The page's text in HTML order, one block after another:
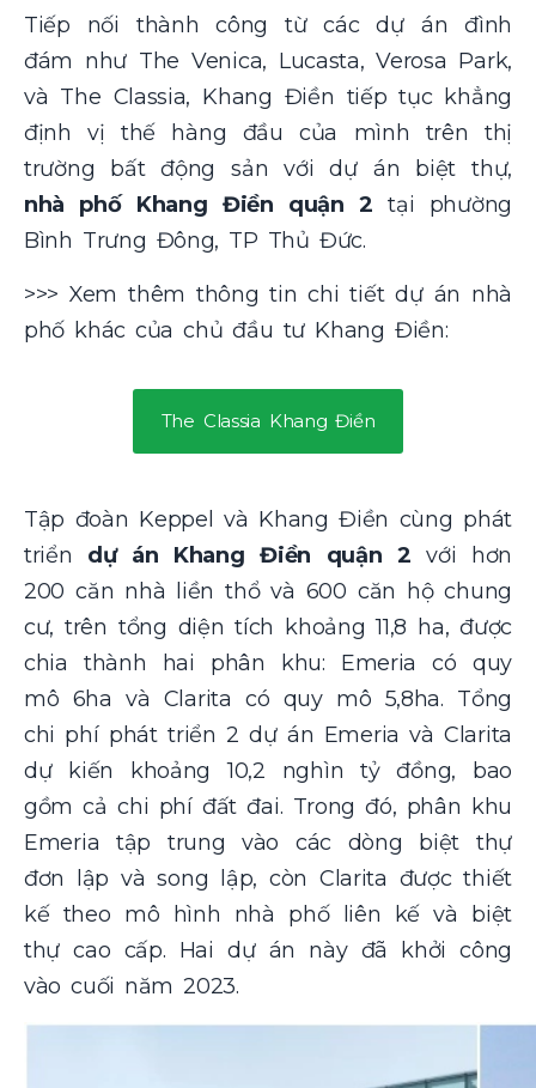
Tiếp nối thành công từ các dự án đình
đám như The Venica, Lucasta, Verosa Park,
và The Classia, Khang Điền tiếp tục khẳng
định vị thế hàng đầu của mình trên thị
trường bất động sản với dự án biệt thự,
nhà phố Khang Điền quận 2tại phường
Bình Trưng Đông, TP Thủ Đức.
>>> Xem thêm thông tin chi tiết dự án nhà
phố khác của chủ đầu tư Khang Điền:
The Classia Khang Điền
Tập đoàn Keppel và Khang Điền cùng phát
triển dự án Khang Điền quận 2 với hơn
200 căn nhà liền thổ và 600 căn hộ chung
cư, trên tổng diện tích khoảng 11,8 ha, được
chia thành hai phân khu: Emeria có quy
mô 6ha và Clarita có quy mô 5,8ha. Tổng
chi phí phát triển 2 dự án Emeria và Clarita
dự kiến khoảng 10,2 nghìn tỷ đồng, bao
gồm cả chi phí đất đai. Trong đó, phân khu
Emeria tập trung vào các dòng biệt thự
đơn lập và song lập, còn Clarita được thiết
kế theo mô hình nhà phố liên kế và biệt
thự cao cấp. Hai dự án này đã khởi công
vào cuối năm 2023.